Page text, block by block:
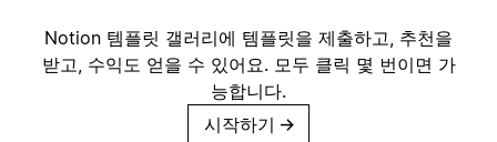
Notion 템플릿 갤러리에 템플릿을 제출하고, 추천을
받고, 수익도 얻을 수 있어요. 모두 클릭 몇 번이면 가
능합니다.
시작하기 →